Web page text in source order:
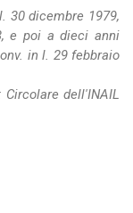
30 dicembre 1979,
e poi a dieci anni
in l. 29 febbraio
dell'INAIL